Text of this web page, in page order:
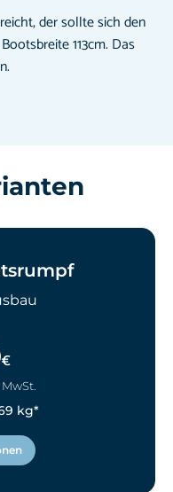
der sollte sich den
113cm. Das
€
kg*